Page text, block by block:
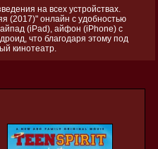
на всех устройствах.
(2017)" онлайн с удобностью
(iPad), айфон (iPhone) с
что благодаря этому под
кинотеатр.